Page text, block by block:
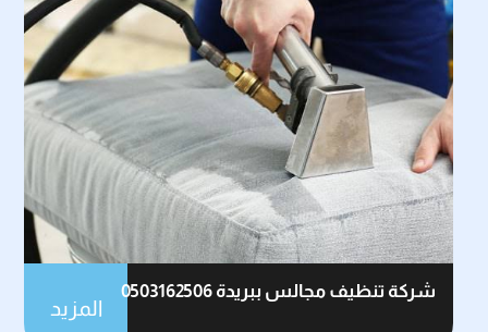
شركة تنظيف مجالس ببريدة 0503162506
المزيد